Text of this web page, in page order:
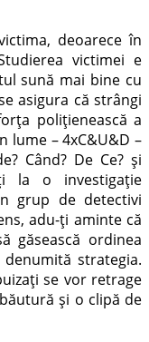
deoarece în
victimei e
sună mai bine cu
asigura că strângi
polițienească a
lume – 4xC&U&D –
Când? De Ce? și
la o investigație
grup de detectivi
adu-ți aminte că
găsească ordinea
strategia.
se vor retrage
și o clipă de